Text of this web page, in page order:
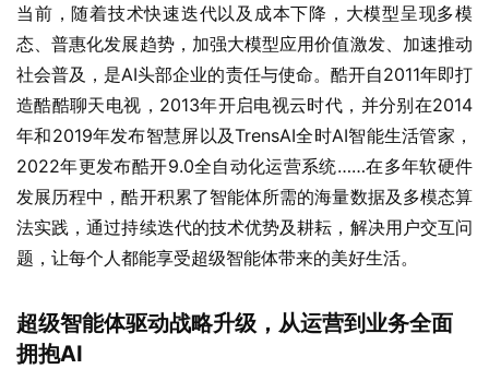
当前，随着技术快速迭代以及成本下降，大模型呈现多模
态、普惠化发展趋势，加强大模型应用价值激发、加速推动
社会普及，是AI头部企业的责任与使命。酷开自2011年即打
造酷酷聊天电视，2013年开启电视云时代，并分别在2014
年和2019年发布智慧屏以及TrensAI全时AI智能生活管家，
2022年更发布酷开9.0全自动化运营系统……在多年软硬件
发展历程中，酷开积累了智能体所需的海量数据及多模态算
法实践，通过持续迭代的技术优势及耕耘，解决用户交互问
题，让每个人都能享受超级智能体带来的美好生活。
超级智能体驱动战略升级，从运营到业务全面
拥抱AI